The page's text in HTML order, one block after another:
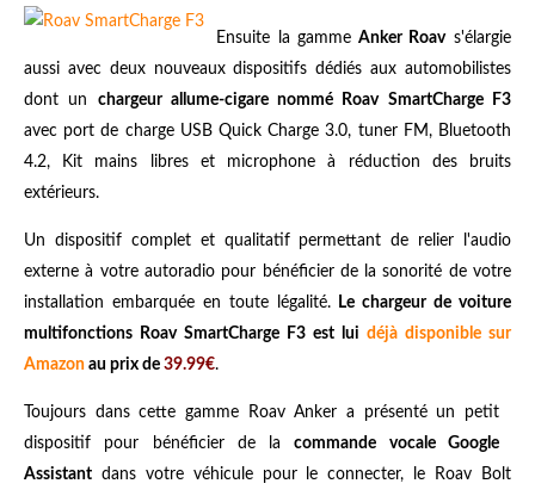
Ensuite la gamme Anker Roavs'élargie
aussi avec deux nouveaux dispositifs dédiés aux automobilistes
dont un chargeur allume-cigare nommé Roav SmartCharge F3
avec port de charge USB Quick Charge 3.0, tuner FM, Bluetooth
4.2, Kit mains libres et microphone à réduction des bruits
extérieurs.
Un dispositif complet et qualitatif permettant de relier l'audio
externe à votre autoradio pour bénéficier de la sonorité de votre
installation embarquée en toute légalité.
Le chargeur de voiture
multifonctions Roav SmartCharge F3 est lui déjà disponible sur
Amazon au prix de 39.99€.
Toujours dans cette gamme Roav Anker a présenté un petit
dispositif pour bénéficier de lacommande vocale Google
Assistant dans votre véhicule pour le connecter, le Roav Bolt